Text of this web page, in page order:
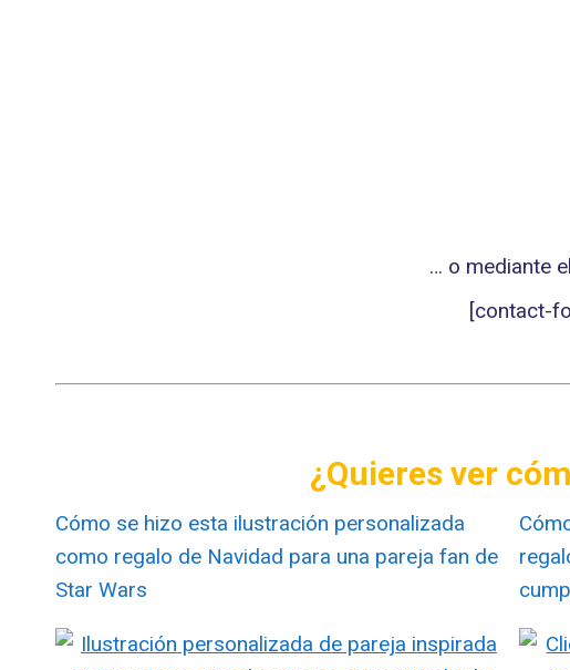
… o mediante
[contact-
¿Quieres ver
Cómo se hizo esta ilustración personalizada
como regalo de Navidad para una pareja fan de
Star Wars